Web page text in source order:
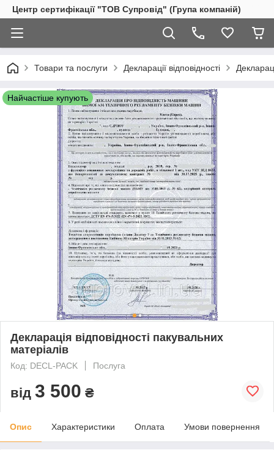
Центр сертифікації "ТОВ Супровід" (Група компаній)
Товари та послуги Декларації відповідності
Найчастіше купують
Декларація відповідності пакувальних
матеріалів
Код: DECL-PACK Послуга
від 3 500 ₴
Опис Характеристики Оплата Умови повернення